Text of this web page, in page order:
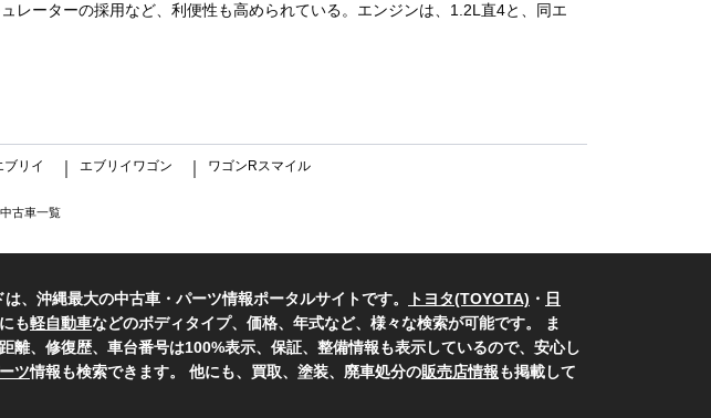
レーターの採用など、利便性も高められている。エンジンは、1.2L直4と、同エ
ブリイ エブリイワゴン ワゴンRスマイル
古車一覧
、沖縄最大の中古車・パーツ情報ポータルサイトです。 トヨタ(TOYOTA) ・ 日
も軽自動車などのボディタイプ、価格、年式など、様々な検索が可能です。 ま
、修復歴、車台番号は100%表示、保証、整備情報も表示しているので、安心し
ツ情報も検索できます。 他にも、買取、塗装、廃車処分の販売店情報も掲載して